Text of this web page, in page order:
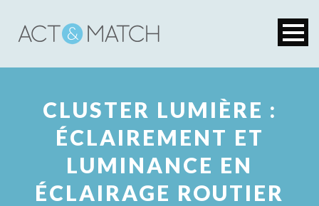
CLUSTER LUMIÈRE :
ÉCLAIREMENT ET
LUMINANCE EN
ÉCLAIRAGE ROUTIER